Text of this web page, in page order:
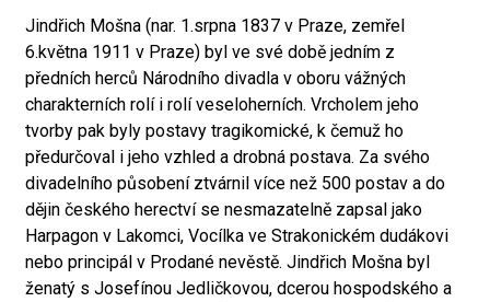
Jindřich Mošna (nar. 1.srpna 1837 v Praze, zemřel
6.května 1911 v Praze) byl ve své době jedním z
předních herců Národního divadla v oboru vážných
charakterních rolí i rolí veseloherních. Vrcholem jeho
tvorby pak byly postavy tragikomické, k čemuž ho
předurčoval i jeho vzhled a drobná postava. Za svého
divadelního působení ztvárnil více než 500 postav a do
dějin českého herectví se nesmazatelně zapsal jako
Harpagon v Lakomci, Vocílka ve Strakonickém dudákovi
nebo principál v Prodané nevěstě. Jindřich Mošna byl
ženatý s Josefínou Jedličkovou, dcerou hospodského a